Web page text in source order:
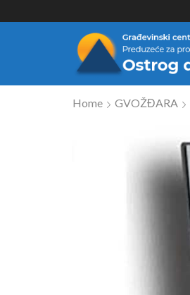
Home GVOŽĐARA